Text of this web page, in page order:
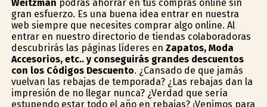
Weitzman podrás ahorrar en tus compras online sin
gran esfuerzo. Es una buena idea entrar en nuestra
web siempre que necesites comprar algo online. Al
entrar en nuestro directorio de tiendas colaboradoras
descubrirás las páginas líderes en Zapatos, Moda
Accesorios, etc.. y conseguirás grandes descuentos
con los Códigos Descuento. ¿Cansado de que jamás
vuelvan las rebajas de temporada? ¿Las rebajas dan la
impresión de no llegar nunca? ¿Verdad que sería
estupendo estar todo el año en rebajas? ¡Venimos para